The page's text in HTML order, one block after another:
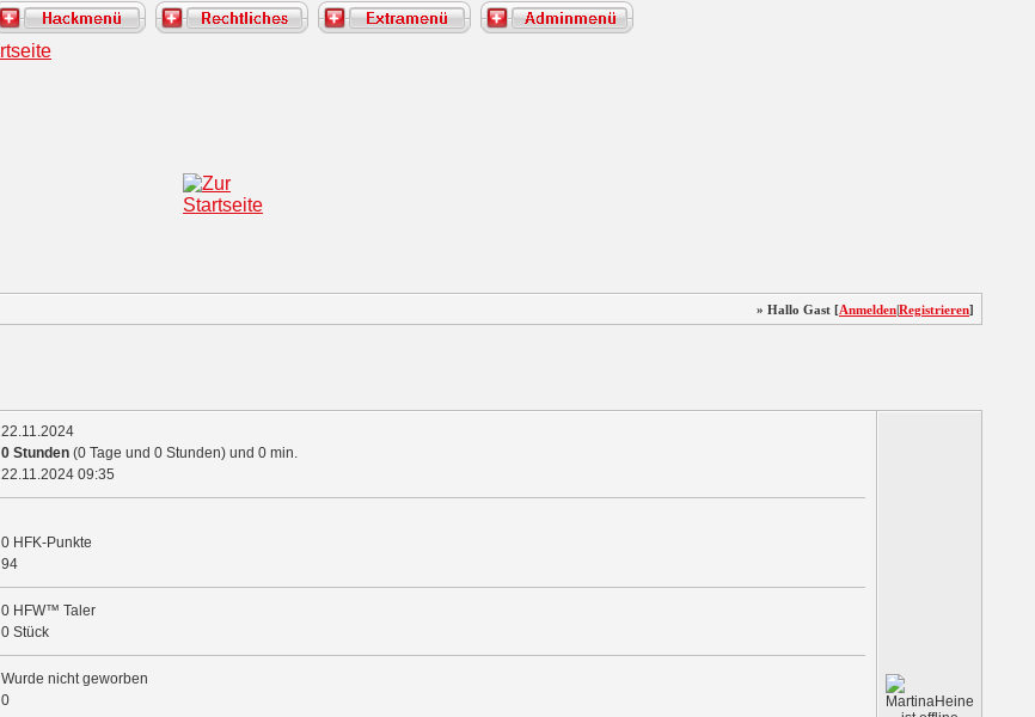
» Hallo Gast [Anmelden|Registrieren]
22.11.2024
0 Stunden (0 Tage und 0 Stunden) und 0 min.
22.11.2024 09:35
0 HFK-Punkte
94
0 HFW™ Taler
0 Stück
Wurde nicht geworben
0